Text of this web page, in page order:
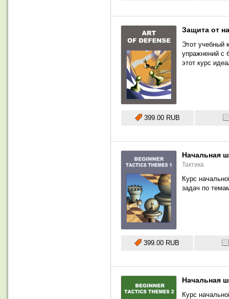
Защита от
Этот учебный
упражнений с
этот курс
399.00 RUB
Начальная
Тактика
Курс
задач по
399.00 RUB
Начальная
Курс